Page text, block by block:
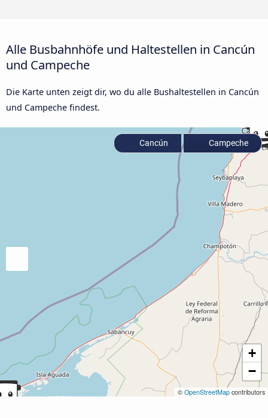
Alle Busbahnhöfe und Haltestellen in Cancún
und Campeche
Die Karte unten zeigt dir, wo du alle Bushaltestellen in Cancún
und Campeche findest.
+
−
© OpenStreetMap contributors
Cancún Campeche